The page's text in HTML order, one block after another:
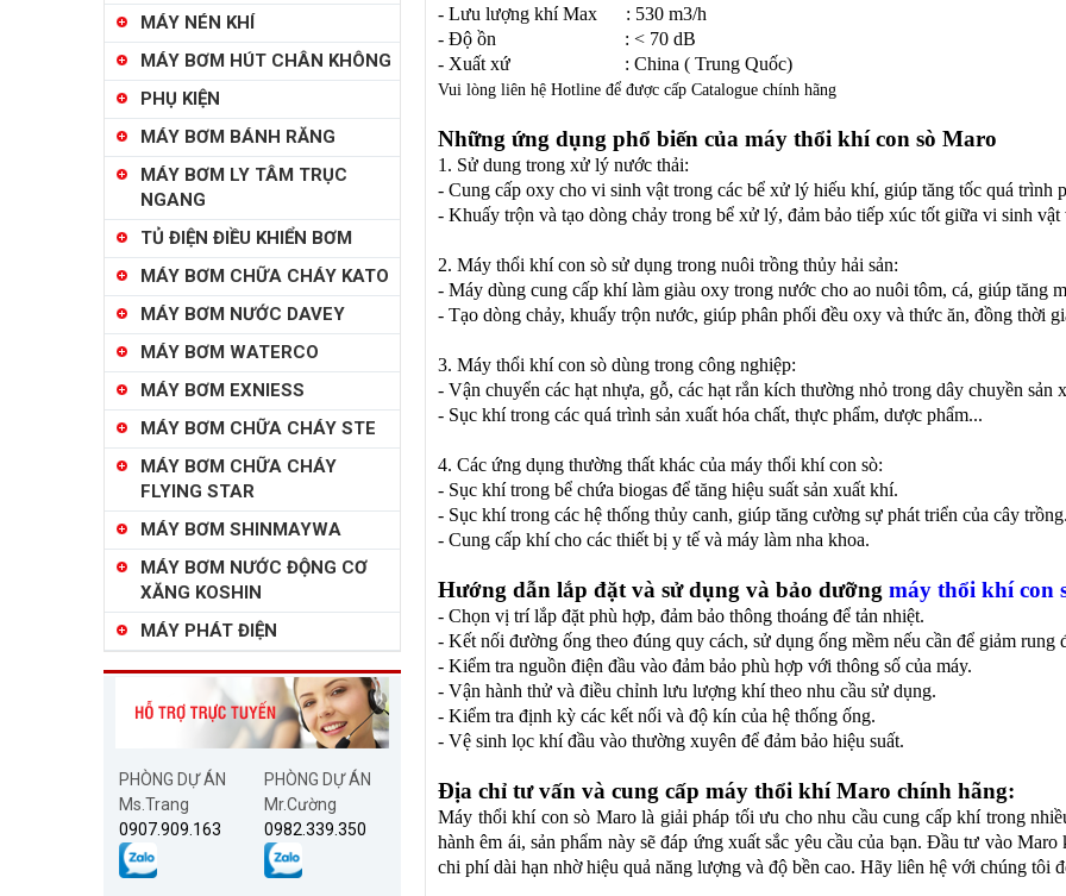
MÁY NÉN KHÍ
MÁY BƠM HÚT CHÂN KHÔNG
PHỤ KIỆN
MÁY BƠM BÁNH RĂNG
MÁY BƠM LY TÂM TRỤC
NGANG
TỦ ĐIỆN ĐIỀU KHIỂN BƠM
MÁY BƠM CHỮA CHÁY KATO
MÁY BƠM NƯỚC DAVEY
MÁY BƠM WATERCO
MÁY BƠM EXNIESS
MÁY BƠM CHỮA CHÁY STE
MÁY BƠM CHỮA CHÁY
FLYING STAR
MÁY BƠM SHINMAYWA
MÁY BƠM NƯỚC ĐỘNG CƠ
XĂNG KOSHIN
MÁY PHÁT ĐIỆN
PHÒNG DỰ ÁN
Ms.Trang
0907.909.163
PHÒNG DỰ ÁN
Mr.Cường
0982.339.350
- Lưu lượng khí Max : 530 m3/h
- Độ ồn : < 70 dB
- Xuất xứ : China ( Trung Quốc)
Vui lòng liên hệ Hotline để được cấp Catalogue chính hãng
Những ứng dụng phổ biến của máy thổi khí con sò Maro
1. Sử dung trong xử lý nước thải:
- Cung cấp oxy cho vi sinh vật trong các bể xử lý hiếu khí, giúp tăng tốc quá trình
- Khuấy trộn và tạo dòng chảy trong bể xử lý, đảm bảo tiếp xúc tốt giữa vi sinh vật
2. Máy thổi khí con sò sử dụng trong nuôi trồng thủy hải sản:
- Máy dùng cung cấp khí làm giàu oxy trong nước cho ao nuôi tôm, cá, giúp tăng
- Tạo dòng chảy, khuấy trộn nước, giúp phân phối đều oxy và thức ăn, đồng thời
3. Máy thổi khí con sò dùng trong công nghiệp:
- Vận chuyển các hạt nhựa, gỗ, các hạt rắn kích thường nhỏ trong dây chuyền sản
- Sục khí trong các quá trình sản xuất hóa chất, thực phẩm, dược phẩm...
4. Các ứng dụng thường thất khác của máy thổi khí con sò:
- Sục khí trong bể chứa biogas để tăng hiệu suất sản xuất khí.
- Sục khí trong các hệ thống thủy canh, giúp tăng cường sự phát triển của cây
- Cung cấp khí cho các thiết bị y tế và máy làm nha khoa.
Hướng dẫn lắp đặt và sử dụng và bảo dưỡng máy thổi khí con
- Chọn vị trí lắp đặt phù hợp, đảm bảo thông thoáng để tản nhiệt.
- Kết nối đường ống theo đúng quy cách, sử dụng ống mềm nếu cần để giảm rung
- Kiểm tra nguồn điện đầu vào đảm bảo phù hợp với thông số của máy.
- Vận hành thử và điều chỉnh lưu lượng khí theo nhu cầu sử dụng.
- Kiểm tra định kỳ các kết nối và độ kín của hệ thống ống.
- Vệ sinh lọc khí đầu vào thường xuyên để đảm bảo hiệu suất.
Địa chỉ tư vấn và cung cấp máy thổi khí Maro chính hãng:
Máy thổi khí con sò Maro là giải pháp tối ưu cho nhu cầu cung cấp khí trong
hành êm ái, sản phẩm này sẽ đáp ứng xuất sắc yêu cầu của bạn. Đầu tư vào
chi phí dài hạn nhờ hiệu quả năng lượng và độ bền cao. Hãy liên hệ với chúng tôi